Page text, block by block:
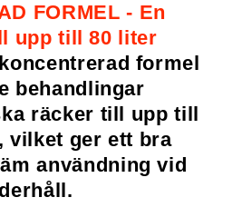
FORMEL - En
upp till 80 liter
formel
behandlingar
räcker till upp till
vilket ger ett bra
användning vid